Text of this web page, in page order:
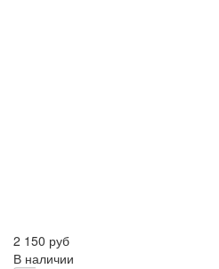
2 150 руб
В наличии